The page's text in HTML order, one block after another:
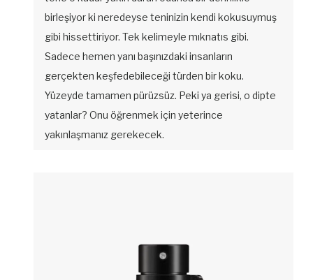
birleşiyor ki neredeyse teninizin kendi kokusuymuş
gibi hissettiriyor. Tek kelimeyle mıknatıs gibi.
Sadece hemen yanı başınızdaki insanların
gerçekten keşfedebileceği türden bir koku.
Yüzeyde tamamen pürüzsüz. Peki ya gerisi, o dipte
yatanlar? Onu öğrenmek için yeterince
yakınlaşmanız gerekecek.